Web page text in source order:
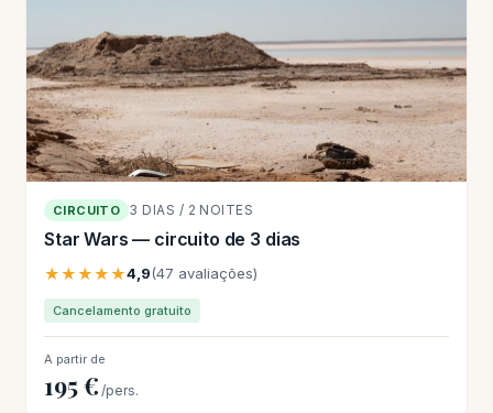
CIRCUITO 3 DIAS / 2 NOITES
Star Wars — circuito de 3 dias
★★★★★4,9(47 avaliações)
Cancelamento gratuito
A partir de
195 € /pers.